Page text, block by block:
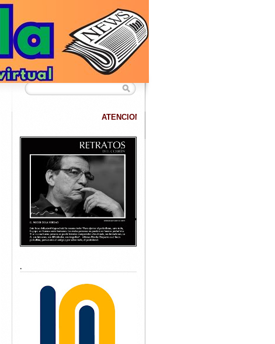
DATANET confirma que hemos superado los 40.000
.